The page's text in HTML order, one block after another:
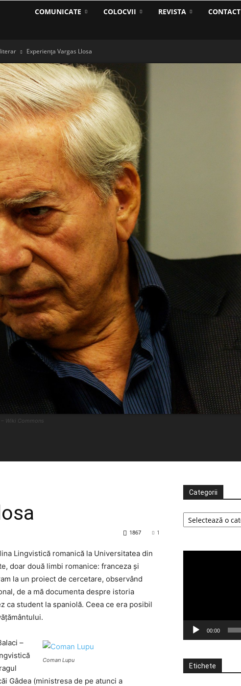
COMUNICATE COLOCVII REVISTA CONTACT
Experiența Vargas Llosa
Wiki Commons
1
1867
Lingvistică romanică la Universitatea din
doar două limbi romanice: franceza și
la un proiect de cercetare, observând
de a mă documenta despre istoria
ca student la spaniolă. Ceea ce era posibil
Coman Lupu
–
Gâdea (ministresa de pe atunci a
Categorii
Categorii
00:00
Etichete